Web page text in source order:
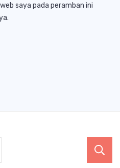
saya pada peramban ini